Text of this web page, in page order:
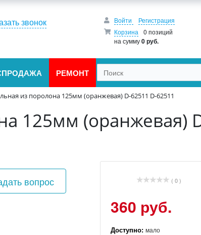
звонок Войти
Регистрация
Корзина
0 позиций
на сумму0 руб.
РЕМОНТ
из поролона 125мм (оранжевая) D-62511 D-62511
125мм (оранжевая)
вопрос ( 0 )
360 руб.
Доступно: мало